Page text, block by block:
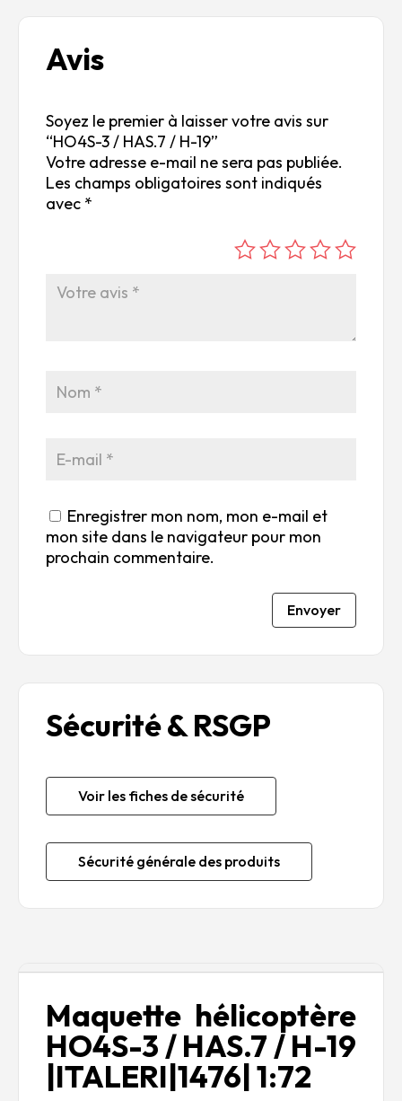
Avis
Soyez le premier à laisser votre avis sur
“HO4S-3 / HAS.7 / H-19”
Votre adresse e-mail ne sera pas publiée.
Les champs obligatoires sont indiqués
avec *
s
Enregistrer mon nom, mon e-mail et
mon site dans le navigateur pour mon
prochain commentaire.
Envoyer
Sécurité & RSGP
Voir les fiches de sécurité
Sécurité générale des produits
Maquette hélicoptère
HO4S-3 / HAS.7 / H-19
|ITALERI|1476| 1:72